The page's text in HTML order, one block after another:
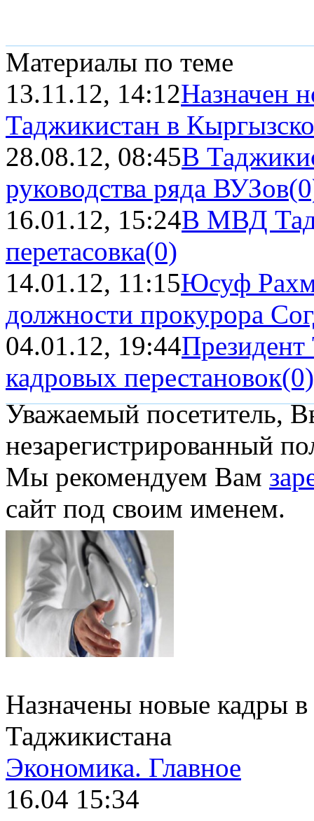
Материалы по теме
13.11.12, 14:12Назначен
Таджикистан в
28.08.12, 08:45В
руководства ряда ВУЗов
16.01.12, 15:24В МВД
перетасовка(0)
14.01.12, 11:15Юсуф
должности прокурора
04.01.12, 19:44Президент
кадровых перестановок(0)
Уважаемый посетитель,
незарегистрированный
Мы рекомендуем Вам
сайт под своим именем.
Назначены новые кадры в
Таджикистана
Экономика. Главное
16.04 15:34